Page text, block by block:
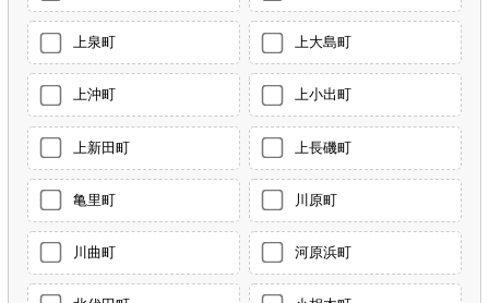
上泉町 上大島町
上沖町 上小出町
上新田町 上長磯町
亀里町 川原町
川曲町 河原浜町